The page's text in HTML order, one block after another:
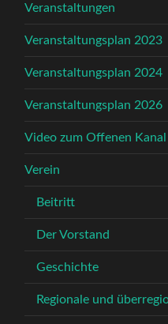
Veranstaltungen
Veranstaltungsplan 2023
Veranstaltungsplan 2024
Veranstaltungsplan 2026
Video zum Offenen
Verein
Beitritt
Der Vorstand
Geschichte
Regionale und